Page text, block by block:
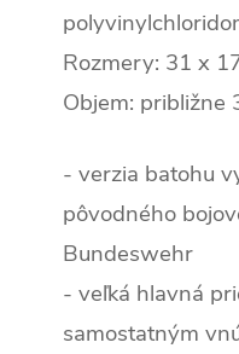
Rozmery: 31 x
Objem: približne
- verzia batohu
pôvodného
Bundeswehr
- veľká hlavná
samostatným